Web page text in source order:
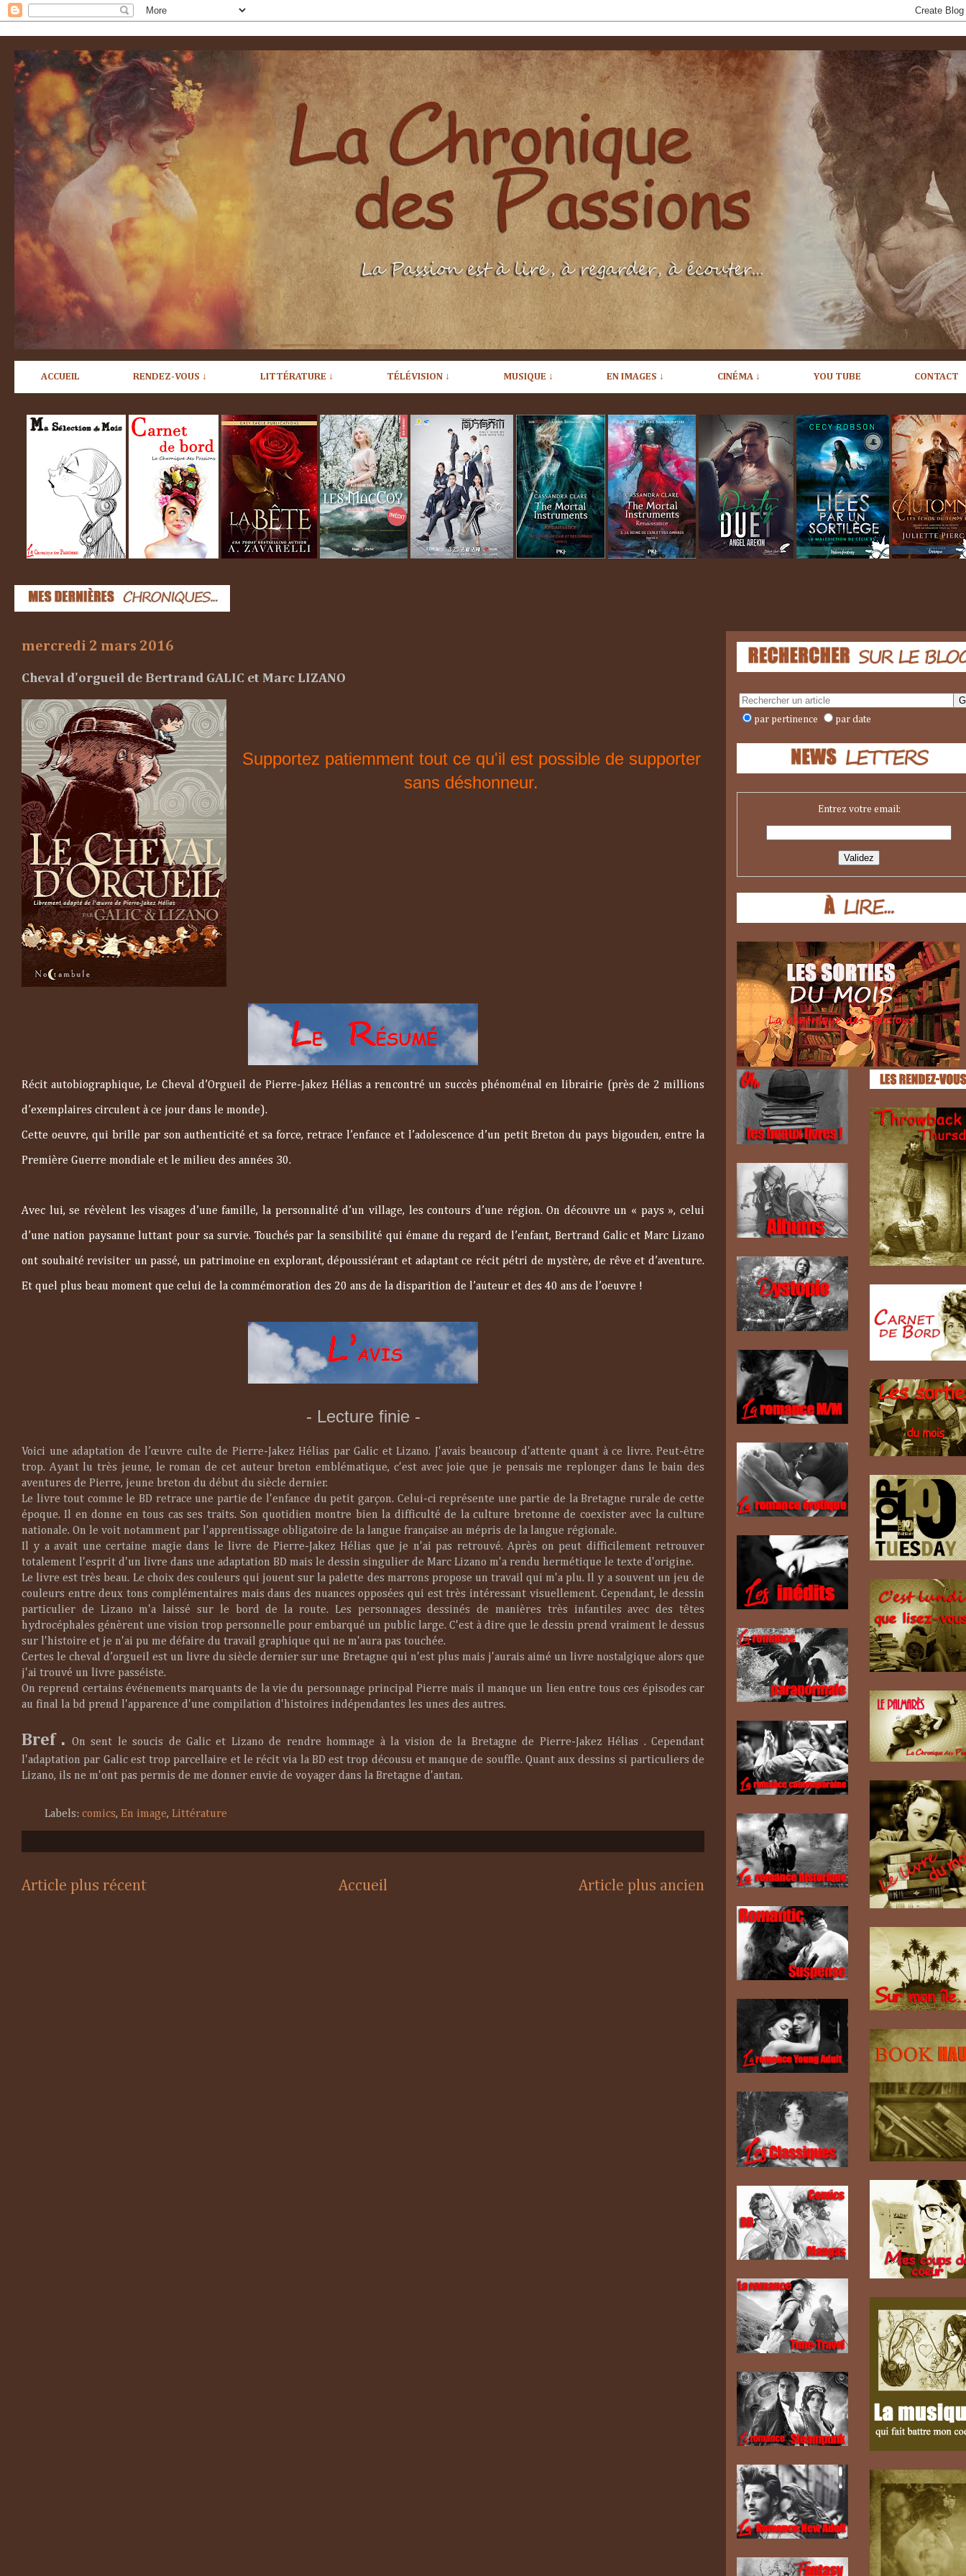
ACCUEIL RENDEZ-VOUS ↓ LITTÉRATURE ↓ TÉLÉVISION ↓ MUSIQUE ↓ EN IMAGES ↓ CINÉMA ↓ YOU TUBE CONTACT
mercredi 2 mars 2016
Cheval d'orgueil de Bertrand GALIC et Marc LIZANO
Supportez patiemment tout ce qu'il est possible de supporter
sans déshonneur.
Récit autobiographique, Le Cheval d’Orgueil de Pierre-Jakez Hélias a rencontré un succès phénoménal en librairie (près de 2 millions
d’exemplaires circulent à ce jour dans le monde).
Cette oeuvre, qui brille par son authenticité et sa force, retrace l’enfance et l’adolescence d’un petit Breton du pays bigouden, entre la
Première Guerre mondiale et le milieu des années 30.
Avec lui, se révèlent les visages d’une famille, la personnalité d’un village, les contours d’une région. On découvre un « pays », celui
d’une nation paysanne luttant pour sa survie. Touchés par la sensibilité qui émane du regard de l’enfant, Bertrand Galic et Marc Lizano
ont souhaité revisiter un passé, un patrimoine en explorant, dépoussiérant et adaptant ce récit pétri de mystère, de rêve et d’aventure.
Et quel plus beau moment que celui de la commémoration des 20 ans de la disparition de l’auteur et des 40 ans de l’oeuvre !
- Lecture finie -
Voici une adaptation de l’œuvre culte de Pierre-Jakez Hélias par Galic et Lizano. J'avais beaucoup d'attente quant à ce livre. Peut-être
trop. Ayant lu très jeune, le roman de cet auteur breton emblématique, c'est avec joie que je pensais me replonger dans le bain des
aventures de Pierre, jeune breton du début du siècle dernier.
Le livre tout comme le BD retrace une partie de l'enfance du petit garçon. Celui-ci représente une partie de la Bretagne rurale de cette
époque. Il en donne en tous cas ses traits. Son quotidien montre bien la difficulté de la culture bretonne de coexister avec la culture
nationale. On le voit notamment par l'apprentissage obligatoire de la langue française au mépris de la langue régionale.
Il y a avait une certaine magie dans le livre de Pierre-Jakez Hélias que je n'ai pas retrouvé. Après on peut difficilement retrouver
totalement l'esprit d'un livre dans une adaptation BD mais le dessin singulier de Marc Lizano m'a rendu hermétique le texte d'origine.
Le livre est très beau. Le choix des couleurs qui jouent sur la palette des marrons propose un travail qui m'a plu. Il y a souvent un jeu de
couleurs entre deux tons complémentaires mais dans des nuances opposées qui est très intéressant visuellement. Cependant, le dessin
particulier de Lizano m'a laissé sur le bord de la route. Les personnages dessinés de manières très infantiles avec des têtes
hydrocéphales génèrent une vision trop personnelle pour embarqué un public large. C'est à dire que le dessin prend vraiment le dessus
sur l'histoire et je n'ai pu me défaire du travail graphique qui ne m'aura pas touchée.
Certes le cheval d’orgueil est un livre du siècle dernier sur une Bretagne qui n'est plus mais j'aurais aimé un livre nostalgique alors que
j'ai trouvé un livre passéiste.
On reprend certains événements marquants de la vie du personnage principal Pierre mais il manque un lien entre tous ces épisodes car
au final la bd prend l'apparence d'une compilation d'histoires indépendantes les unes des autres.
Bref .
On sent le soucis de Galic et Lizano de rendre hommage à la vision de la Bretagne de Pierre-Jakez Hélias . Cependant
l'adaptation par Galic est trop parcellaire et le récit via la BD est trop décousu et manque de souffle. Quant aux dessins si particuliers de
Lizano, ils ne m'ont pas permis de me donner envie de voyager dans la Bretagne d'antan.
Labels: comics, En image, Littérature
Article plus récent Article plus ancien
Accueil
par pertinence par date
Entrez votre email: